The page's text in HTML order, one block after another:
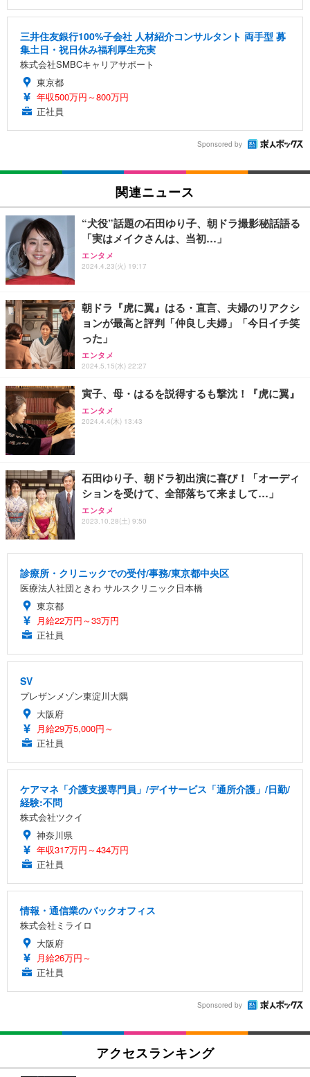
三井住友銀行100%子会社 人材紹介コンサルタント 両手型 募
集土日・祝日休み福利厚生充実
株式会社SMBCキャリアサポート
東京都
年収500万円～800万円
正社員
Sponsored by
関連ニュース
“犬役”話題の石田ゆり子、朝ドラ撮影秘話語る
「実はメイクさんは、当初…」
エンタメ
2024.4.23(火) 19:17
朝ドラ『虎に翼』はる・直言、夫婦のリアクシ
ョンが最高と評判「仲良し夫婦」「今日イチ笑
った」
エンタメ
2024.5.15(水) 22:27
寅子、母・はるを説得するも撃沈！『虎に翼』
エンタメ
2024.4.4(木) 13:43
石田ゆり子、朝ドラ初出演に喜び！「オーディ
ションを受けて、全部落ちて来まして…」
エンタメ
2023.10.28(土) 9:50
診療所・クリニックでの受付/事務/東京都中央区
医療法人社団ときわ サルスクリニック日本橋
東京都
月給22万円～33万円
正社員
SV
プレザンメゾン東淀川大隅
大阪府
月給29万5,000円～
正社員
ケアマネ「介護支援専門員」/デイサービス「通所介護」/日勤/
経験:不問
株式会社ツクイ
神奈川県
年収317万円～434万円
正社員
情報・通信業のバックオフィス
株式会社ミライロ
大阪府
月給26万円～
正社員
Sponsored by
アクセスランキング